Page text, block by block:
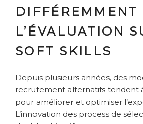
DIFFÉREMMENT
L’ÉVALUATION
SOFT SKILLS
Depuis plusieurs années, des
recrutement alternatifs tendent
pour améliorer et optimiser
L’innovation des process de